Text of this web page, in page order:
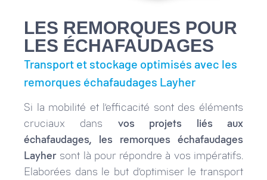
LES REMORQUES POUR
LES ÉCHAFAUDAGES
Transport et stockage optimisés avec les
remorques échafaudages Layher
Si la mobilité et l’efficacité sont des éléments
cruciaux dans vos projets liés aux
échafaudages, les remorques échafaudages
Layher sont là pour répondre à vos impératifs.
Elaborées dans le but d’optimiser le transport